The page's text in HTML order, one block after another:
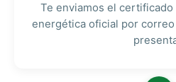
Te enviamos el
energética oficial por